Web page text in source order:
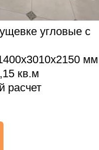
угловые с
кв.м
расчет